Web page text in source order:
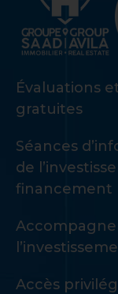
Évaluations
gratuites
Séances
de
financement
Accès